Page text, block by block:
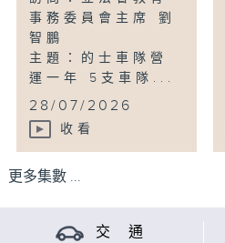
事務委員會主席 劉
智鵬
主題：的士車隊營
運一年 5支車隊...
28/07/2026
收看
更多集數 ...
交 通